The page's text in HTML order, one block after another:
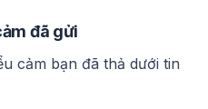
đã gửi
cảm bạn đã thả dưới tin